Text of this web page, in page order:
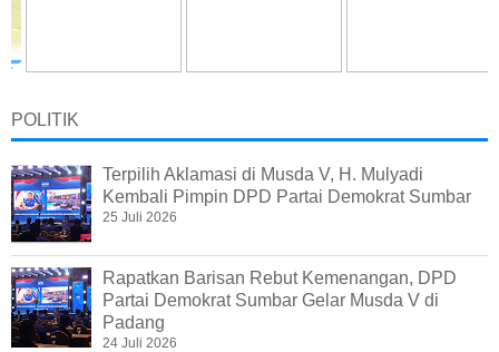
POLITIK
Terpilih Aklamasi di Musda V, H. Mulyadi
Kembali Pimpin DPD Partai Demokrat Sumbar
25 Juli 2026
Rapatkan Barisan Rebut Kemenangan, DPD
Partai Demokrat Sumbar Gelar Musda V di
Padang
24 Juli 2026